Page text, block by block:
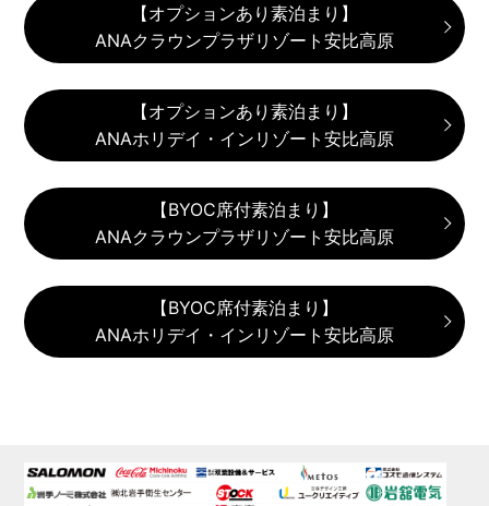
【オプションあり素泊まり】
ANAクラウンプラザリゾート安比高原
【オプションあり素泊まり】
ANAホリデイ・インリゾート安比高原
【BYOC席付素泊まり】
ANAクラウンプラザリゾート安比高原
【BYOC席付素泊まり】
ANAホリデイ・インリゾート安比高原